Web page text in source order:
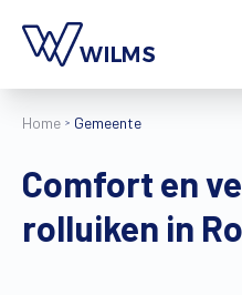
Home Gemeente
Comfort en
rolluiken in